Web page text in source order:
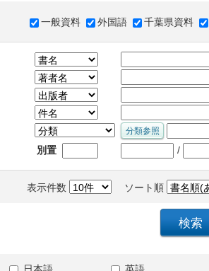
一般資料 外国語 千葉県資料
別置 /
表示件数 ソート順